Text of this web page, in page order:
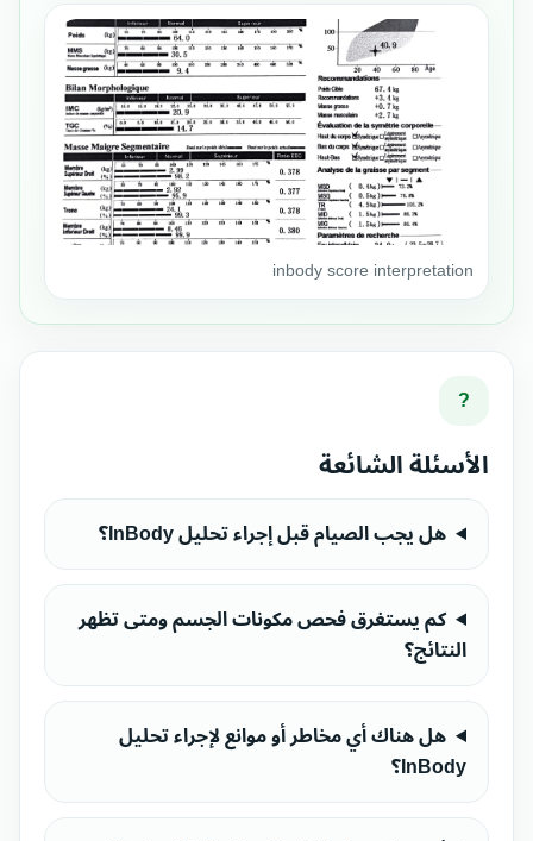
inbody score interpretation
?
الأسئلة الشائعة
هل يجب الصيام قبل إجراء تحليل InBody؟
كم يستغرق فحص مكونات الجسم ومتى تظهر
النتائج؟
هل هناك أي مخاطر أو موانع لإجراء تحليل
InBody؟